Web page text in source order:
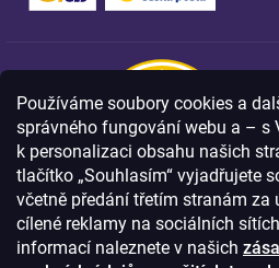
Používáme soubory cookies a
správného fungování webu a – s
k personalizaci obsahu našich
tlačítko „Souhlasím“ vyjadřujete
včetně předání třetím stranám za
cílené reklamy na sociálních
informací naleznete v našich
Nakupujte na
Díky HTTPS
data v